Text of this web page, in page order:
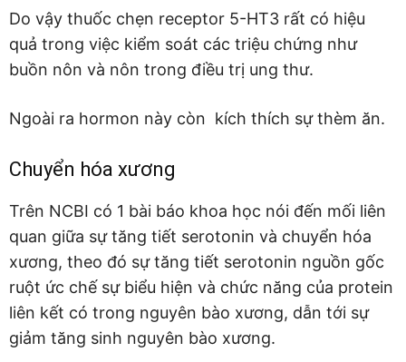
Do vậy thuốc chẹn receptor 5-HT3 rất có hiệu
quả trong việc kiểm soát các triệu chứng như
buồn nôn và nôn trong điều trị ung thư.
Ngoài ra hormon này còn kích thích sự thèm ăn.
Chuyển hóa xương
Trên NCBI có 1 bài báo khoa học nói đến mối liên
quan giữa sự tăng tiết serotonin và chuyển hóa
xương, theo đó sự tăng tiết serotonin nguồn gốc
ruột ức chế sự biểu hiện và chức năng của protein
liên kết có trong nguyên bào xương, dẫn tới sự
giảm tăng sinh nguyên bào xương.